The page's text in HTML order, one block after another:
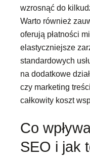
wzrosnąć do
Warto również
oferują płatności
elastyczniejsze
standardowych
na dodatkowe
czy marketing
całkowity koszt
Co
SEO i jak